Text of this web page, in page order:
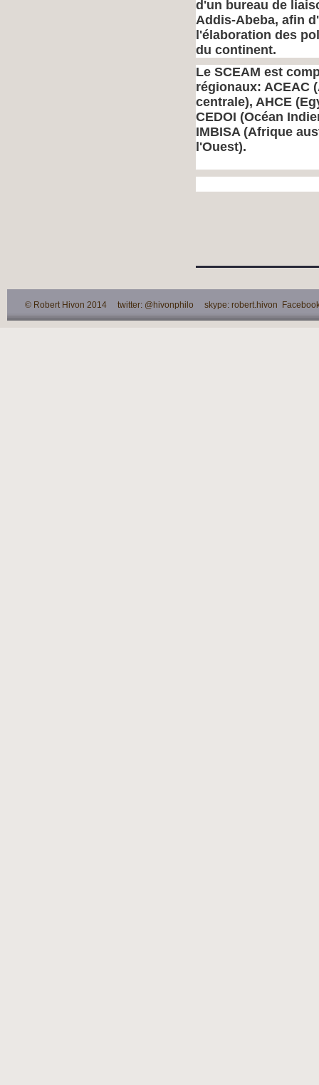
d'un bureau de
Addis-Abeba, afin
l'élaboration des
du continent.
Le SCEAM est
régionaux: ACEAC
centrale), AHCE
CEDOI (Océan
IMBISA (Afrique
l'Ouest).
© Robert Hivon 2014 twitter: @hivonphilo skype: robert.hivon